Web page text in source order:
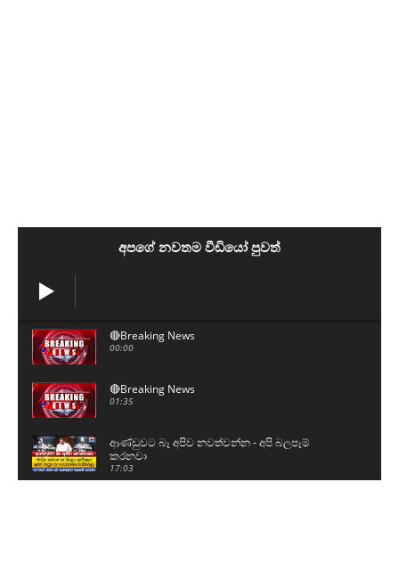
අපගේ නවතම වීඩියෝ පුවත්
🔴Breaking News
00:00
🔴Breaking News
01:35
ආණ්ඩුවට බෑ අපිව නවත්වන්න - අපි බලපෑම්
කරනවා
17:03